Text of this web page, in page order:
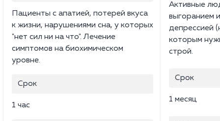
Пациенты с апатией, потерей вкуса
к жизни, нарушениями сна, у которых
"нет сил ни на что". Лечение
симптомов на биохимическом
уровне.
Срок
1 час
Активные
выгоранием
депрессией
которым
строй.
Срок
1 месяц